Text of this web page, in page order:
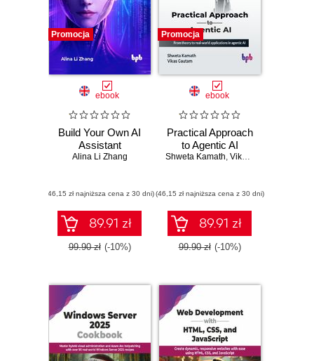
Promocja
ebook
Build Your Own AI
Assistant
Alina Li Zhang
(46,15 zł najniższa cena z 30 dni)
89.91 zł
99.90 zł (-10%)
Promocja
ebook
Practical Approach
to Agentic AI
Shweta Kamath, Vikas Gautam
(46,15 zł najniższa cena z 30 dni)
89.91 zł
99.90 zł (-10%)